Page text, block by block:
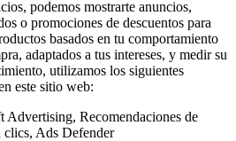
podemos mostrarte anuncios,
o promociones de descuentos para
basados en tu comportamiento
adaptados a tus intereses, y medir su
utilizamos los siguientes
este sitio web:
Recomendaciones de
clics, Ads Defender